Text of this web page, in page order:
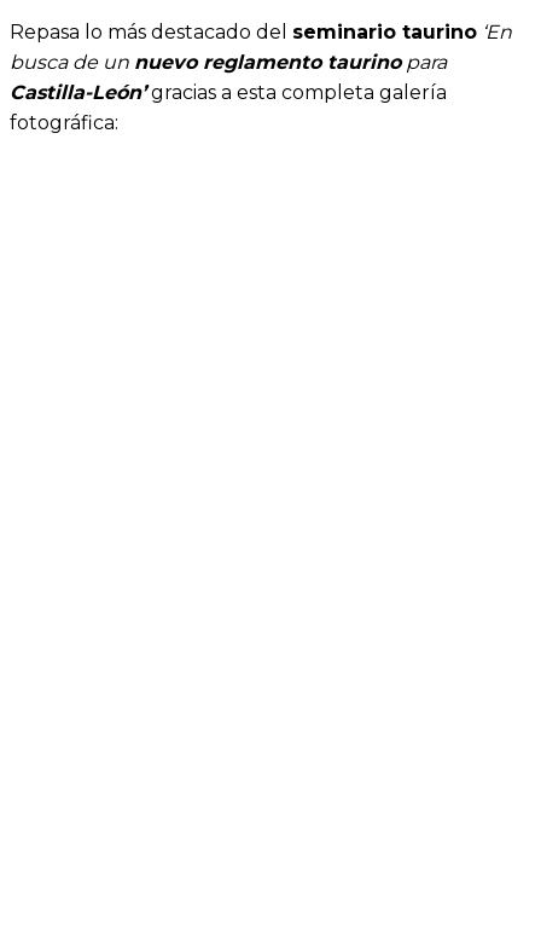
Repasa lo más destacado del seminario taurino ‘En
busca de un nuevo reglamento taurinopara
Castilla-León’gracias a esta completa galería
fotográfica: